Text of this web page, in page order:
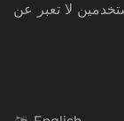
لا تعبر عن